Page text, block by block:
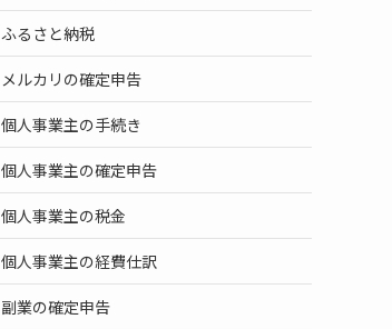
ふるさと納税
メルカリの確定申告
個人事業主の手続き
個人事業主の確定申告
個人事業主の税金
個人事業主の経費仕訳
副業の確定申告